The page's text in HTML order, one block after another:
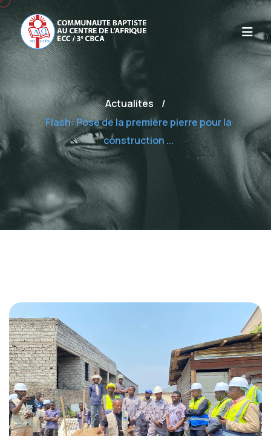
Actualites
/
Flash: Pose de la première pierre pour la
construction ...